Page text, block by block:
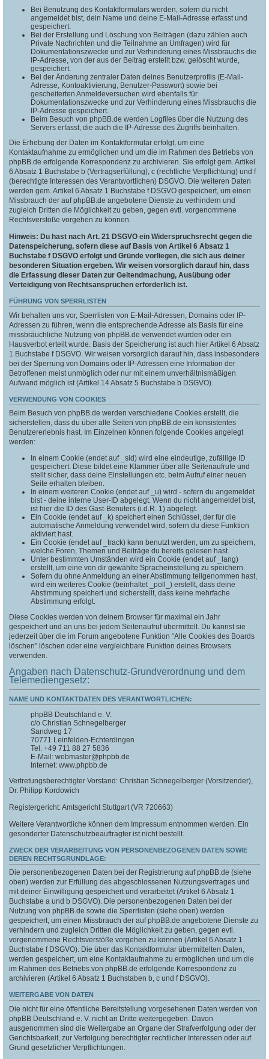
Bei Benutzung des Kontaktformulars werden, sofern du nicht
angemeldet bist, dein Name und deine E-Mail-Adresse erfasst und
gespeichert.
Bei der Erstellung und Löschung von Beiträgen (dazu zählen auch
Private Nachrichten und die Teilnahme an Umfragen) wird für
Dokumentationszwecke und zur Verhinderung eines Missbrauchs die
IP-Adresse, von der aus der Beitrag erstellt bzw. gelöscht wurde,
gespeichert.
Bei der Änderung zentraler Daten deines Benutzerprofils (E-Mail-
Adresse, Kontoaktivierung, Benutzer-Passwort) sowie bei
gescheiterten Anmeldeversuchen wird ebenfalls für
Dokumentationszwecke und zur Verhinderung eines Missbrauchs die
IP-Adresse gespeichert.
Beim Besuch von phpBB.de werden Logfiles über die Nutzung des
Servers erfasst, die auch die IP-Adresse des Zugriffs beinhalten.
Die Erhebung der Daten im Kontaktformular erfolgt, um eine
Kontaktaufnahme zu ermöglichen und um die im Rahmen des Betriebs von
phpBB.de erfolgende Korrespondenz zu archivieren. Sie erfolgt gem. Artikel
6 Absatz 1 Buchstabe b (Vertragserfüllung), c (rechtliche Verpflichtung) und f
(berechtigte Interessen des Verantwortlichen) DSGVO. Die weiteren Daten
werden gem. Artikel 6 Absatz 1 Buchstabe f DSGVO gespeichert, um einen
Missbrauch der auf phpBB.de angebotene Dienste zu verhindern und
zugleich Dritten die Möglichkeit zu geben, gegen evtl. vorgenommene
Rechtsverstöße vorgehen zu können.
Hinweis: Du hast nach Art. 21 DSGVO ein Widerspruchsrecht gegen die
Datenspeicherung, sofern diese auf Basis von Artikel 6 Absatz 1
Buchstabe f DSGVO erfolgt und Gründe vorliegen, die sich aus deiner
besonderen Situation ergeben. Wir weisen vorsorglich darauf hin, dass
die Erfassung dieser Daten zur Geltendmachung, Ausübung oder
Verteidigung von Rechtsansprüchen erforderlich ist.
FÜHRUNG VON SPERRLISTEN
Wir behalten uns vor, Sperrlisten von E-Mail-Adressen, Domains oder IP-
Adressen zu führen, wenn die entsprechende Adresse als Basis für eine
missbräuchliche Nutzung von phpBB.de verwendet wurden oder ein
Hausverbot erteilt wurde. Basis der Speicherung ist auch hier Artikel 6 Absatz
1 Buchstabe f DSGVO. Wir weisen vorsorglich darauf hin, dass insbesondere
bei der Sperrung von Domains oder IP-Adressen eine Information der
Betroffenen meist unmöglich oder nur mit einem unverhältnismäßigen
Aufwand möglich ist (Artikel 14 Absatz 5 Buchstabe b DSGVO).
VERWENDUNG VON COOKIES
Beim Besuch von phpBB.de werden verschiedene Cookies erstellt, die
sicherstellen, dass du über alle Seiten von phpBB.de ein konsistentes
Benutzererlebnis hast. Im Einzelnen können folgende Cookies angelegt
werden:
In einem Cookie (endet auf _sid) wird eine eindeutige, zufällige ID
gespeichert. Diese bildet eine Klammer über alle Seitenaufrufe und
stellt sicher, dass deine Einstellungen etc. beim Aufruf einer neuen
Seite erhalten bleiben.
In einem weiteren Cookie (endet auf _u) wird - sofern du angemeldet
bist - deine interne User-ID abgelegt. Wenn du nicht angemeldet bist,
ist hier die ID des Gast-Benuters (i.d.R. 1) abgelegt.
Ein Cookie (endet auf _k) speichert einen Schlüssel, der für die
automatische Anmeldung verwendet wird, sofern du diese Funktion
aktiviert hast.
Ein Cookie (endet auf _track) kann benutzt werden, um zu speichern,
welche Foren, Themen und Beiträge du bereits gelesen hast.
Unter bestimmten Umständen wird ein Cookie (endet auf _lang)
erstellt, um eine von dir gewählte Spracheinstellung zu speichern.
Sofern du ohne Anmeldung an einer Abstimmung teilgenommen hast,
wird ein weiteres Cookie (beinhaltet _poll_) erstellt, dass deine
Abstimmung speichert und sicherstellt, dass keine mehrfache
Abstimmung erfolgt.
Diese Cookies werden von deinem Browser für maximal ein Jahr
gespeichert und an uns bei jedem Seitenaufruf übermittelt. Du kannst sie
jederzeit über die im Forum angebotene Funktion “Alle Cookies des Boards
löschen” löschen oder eine vergleichbare Funktion deines Browsers
verwenden.
Angaben nach Datenschutz-Grundverordnung und dem
Telemediengesetz:
NAME UND KONTAKTDATEN DES VERANTWORTLICHEN:
phpBB Deutschland e. V.
c/o Christian Schnegelberger
Sandweg 17
70771 Leinfelden-Echterdingen
Tel. +49 711 88 27 5836
E-Mail: webmaster@phpbb.de
Internet: www.phpbb.de
Vertretungsberechtigter Vorstand: Christian Schnegelberger (Vorsitzender),
Dr. Philipp Kordowich
Registergericht: Amtsgericht Stuttgart (VR 720663)
Weitere Verantwortliche können dem Impressum entnommen werden. Ein
gesonderter Datenschutzbeauftragter ist nicht bestellt.
ZWECK DER VERARBEITUNG VON PERSONENBEZOGENEN DATEN SOWIE
DEREN RECHTSGRUNDLAGE:
Die personenbezogenen Daten bei der Registrierung auf phpBB.de (siehe
oben) werden zur Erfüllung des abgeschlossenen Nutzungsvertrages und
mit deiner Einwilligung gespeichert und verarbeitet (Artikel 6 Absatz 1
Buchstabe a und b DSGVO). Die personenbezogenen Daten bei der
Nutzung von phpBB.de sowie die Sperrlisten (siehe oben) werden
gespeichert, um einen Missbrauch der auf phpBB.de angebotene Dienste zu
verhindern und zugleich Dritten die Möglichkeit zu geben, gegen evtl.
vorgenommene Rechtsverstöße vorgehen zu können (Artikel 6 Absatz 1
Buchstabe f DSGVO). Die über das Kontaktformular übermittelten Daten,
werden gespeichert, um eine Kontaktaufnahme zu ermöglichen und um die
im Rahmen des Betriebs von phpBB.de erfolgende Korrespondenz zu
archivieren (Artikel 6 Absatz 1 Buchstaben b, c und f DSGVO).
WEITERGABE VON DATEN
Die nicht für eine öffentliche Bereitstellung vorgesehenen Daten werden von
phpBB Deutschland e. V. nicht an Dritte weitergegeben. Davon
ausgenommen sind die Weitergabe an Organe der Strafverfolgung oder der
Gerichtsbarkeit, zur Verfolgung berechtigter rechtlicher Interessen oder auf
Grund gesetzlicher Verpflichtungen.